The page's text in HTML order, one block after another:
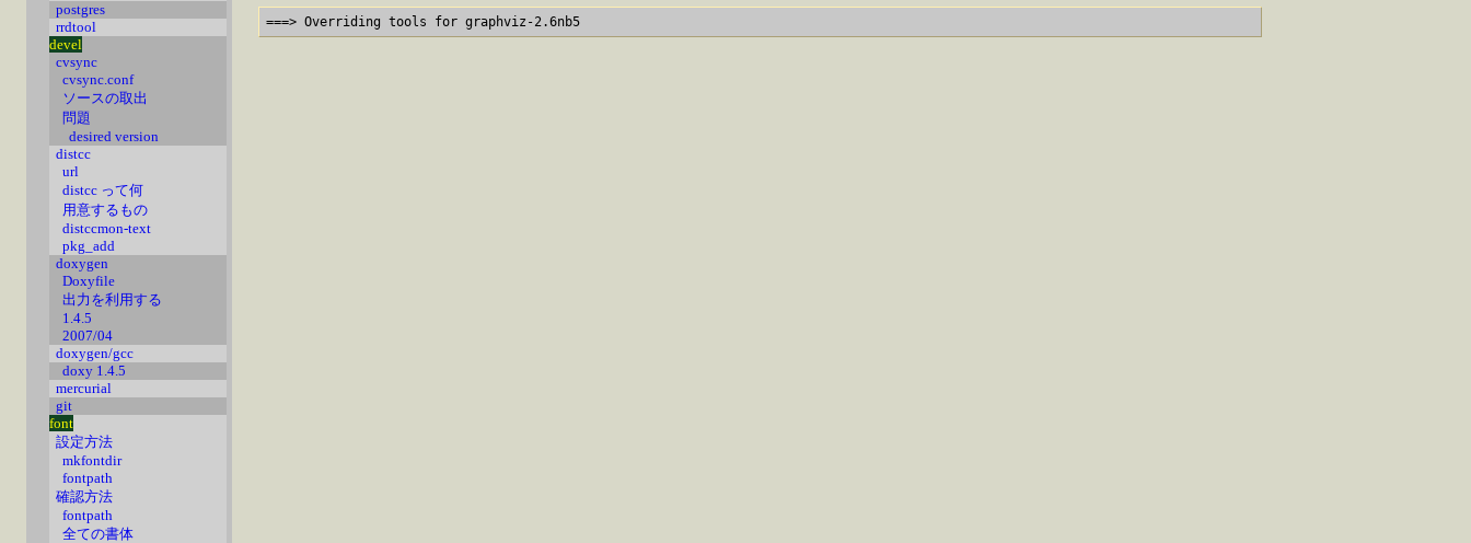
postgres
rrdtool
devel
cvsync
cvsync.conf
ソースの取出
問題
desired version
distcc
url
distcc って何
用意するもの
distccmon-text
pkg_add
doxygen
Doxyfile
出力を利用する
1.4.5
2007/04
doxygen/gcc
doxy 1.4.5
mercurial
git
font
設定方法
mkfontdir
fontpath
確認方法
fontpath
全ての書体